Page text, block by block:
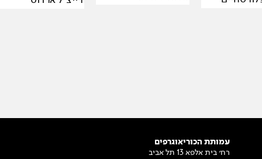
עמותת הכוריאוגרפים
רח׳ בית אלפא 13 תל אביב